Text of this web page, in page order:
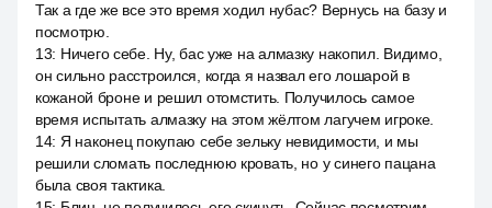
Так а где же все это время ходил нубас? Вернусь на базу и
посмотрю.
13: Ничего себе. Ну, бас уже на алмазку накопил. Видимо,
он сильно расстроился, когда я назвал его лошарой в
кожаной броне и решил отомстить. Получилось самое
время испытать алмазку на этом жёлтом лагучем игроке.
14: Я наконец покупаю себе зельку невидимости, и мы
решили сломать последнюю кровать, но у синего пацана
была своя тактика.